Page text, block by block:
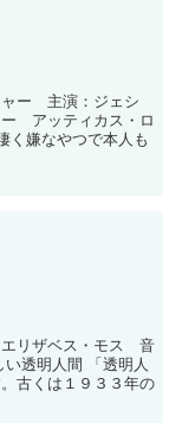
ャー 主演：ジェシ
アッティカス・ロ
く嫌なやつで本人も
エリザベス・モス 音
透明人間 「透明人
古くは１９３３年の